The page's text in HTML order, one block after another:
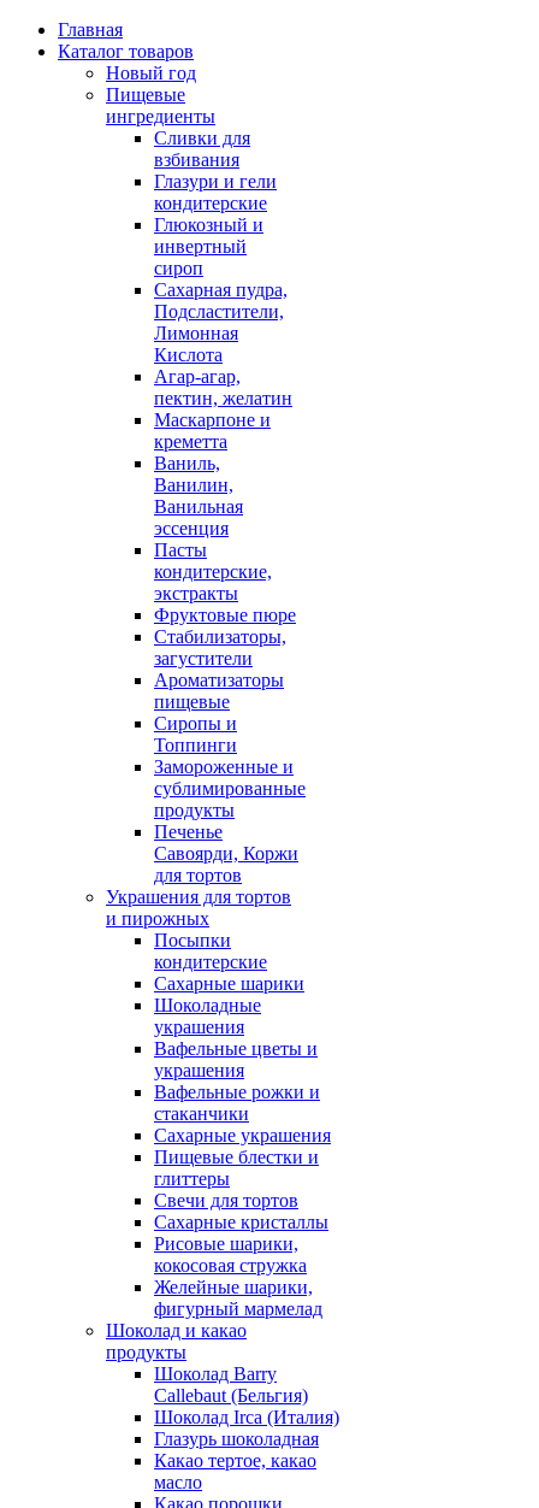
Главная
Каталог товаров
Новый год
Пищевые
ингредиенты
Сливки для
взбивания
Глазури и гели
кондитерские
Глюкозный и
инвертный
сироп
Сахарная пудра,
Подсластители,
Лимонная
Кислота
Агар-агар,
пектин, желатин
Маскарпоне и
креметта
Ваниль,
Ванилин,
Ванильная
эссенция
Пасты
кондитерские,
экстракты
Фруктовые пюре
Стабилизаторы,
загустители
Ароматизаторы
пищевые
Сиропы и
Топпинги
Замороженные и
сублимированные
продукты
Печенье
Савоярди, Коржи
для тортов
Украшения для тортов
и пирожных
Посыпки
кондитерские
Сахарные шарики
Шоколадные
украшения
Вафельные цветы и
украшения
Вафельные рожки и
стаканчики
Сахарные украшения
Пищевые блестки и
глиттеры
Свечи для тортов
Сахарные кристаллы
Рисовые шарики,
кокосовая стружка
Желейные шарики,
фигурный мармелад
Шоколад и какао
продукты
Шоколад Barry
Callebaut (Бельгия)
Шоколад Irca (Италия)
Глазурь шоколадная
Какао тертое, какао
масло
Какао порошки